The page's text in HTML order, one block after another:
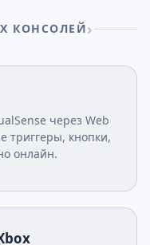
КОНСОЛЕЙ
через Web
триггеры, кнопки,
онлайн.